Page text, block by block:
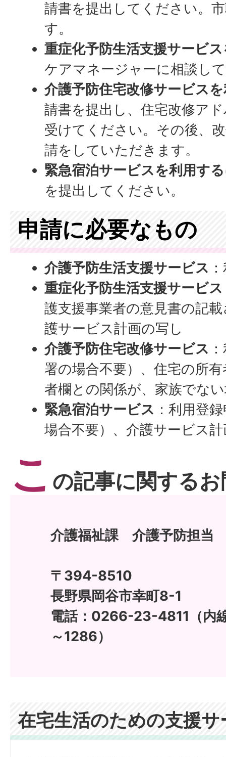
請書を提出してください。
す。
重症化予防生活支援サービ
ケアマネージャーに相談し
介護予防住宅改修サービス
請書を提出し、住宅改修ア
受けてください。その後、
請をしていただきます。
緊急宿泊サービスを利用す
を提出してください。
申請に必要なもの
介護予防生活支援サービス
重症化予防生活支援サービス
護支援事業者の意見書の記
護サービス計画の写し
介護予防住宅改修サービス
署の場合不要）、住宅の所
者欄との関係が、家族でな
緊急宿泊サービス ：利用登
場合不要）、介護サービス
こ の記事に関する
介護福祉課 介護予防担当
〒394-8510
長野県岡谷市幸町8-1
電話：0266-23-4811（内
～1286）
在宅生活のための支援サ